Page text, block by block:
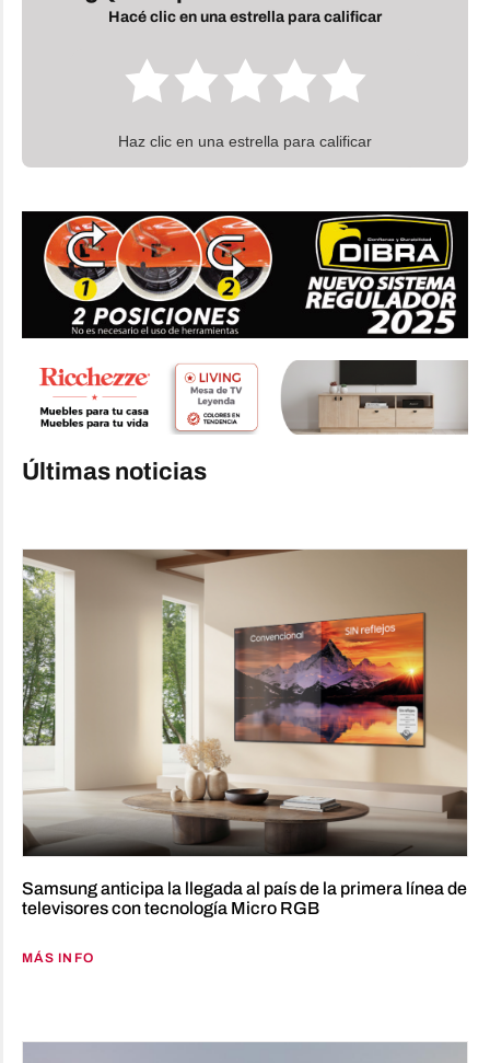
Hacé clic en una estrella para calificar
Haz clic en una estrella para calificar
Últimas noticias
Samsung anticipa la llegada al país de la primera línea de
televisores con tecnología Micro RGB
MÁS INFO